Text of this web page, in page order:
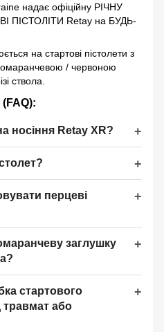
надає офіційну РІЧНУ
ПІСТОЛІТИ Retay на БУДЬ-
на стартові пістолети з
/ червоною
ствола.
носіння Retay XR?
перцеві
заглушку
стартового
травмат або